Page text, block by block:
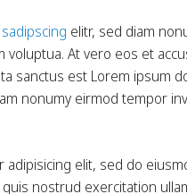
Boxed Variante
elitr, sed diam
voluptua. At vero eos et
sanctus est Lorem ipsum
nonumy eirmod tempor
elit, sed do
nostrud exercitation